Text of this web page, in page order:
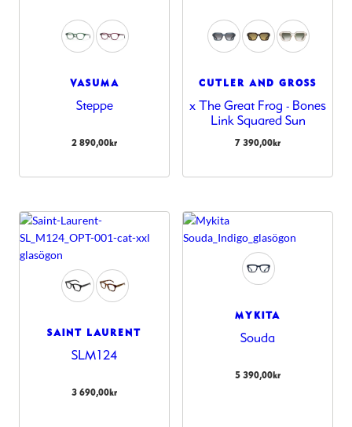
VASUMA
Steppe
2 890,00kr
CUTLER AND GROSS
x The Great Frog - Bones
Link Squared Sun
7 390,00kr
SAINT LAURENT
SLM124
3 690,00kr
MYKITA
Souda
5 390,00kr